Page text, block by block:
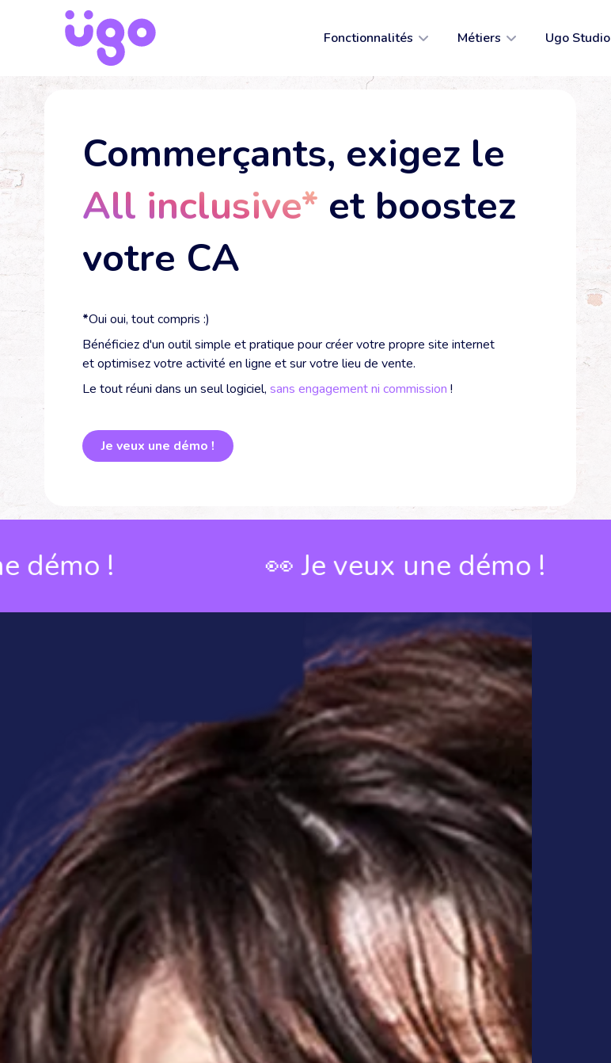
Fonctionnalités
Site internet
Prise de rendez-vous
Réservations
Communication
Métiers
Restauration traditionnelle
Coiffure & Beauté
Commerces de proximité
Je ne suis pas dans la liste 😭
Ugo Studio
Commerçants, exigez le
All inclusive* et boostez
votre CA
*Oui oui, tout compris :)
Bénéficiez d'un outil simple et pratique pour créer votre propre site internet
et optimisez votre activité en ligne et sur votre lieu de vente.
Le tout réuni dans un seul logiciel, sans engagement ni commission !
Je veux une démo !
! 👀 Je veux une démo !